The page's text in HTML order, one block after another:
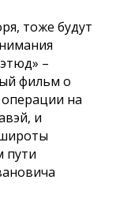
тоже будут
–
фильм о
на
и
пути